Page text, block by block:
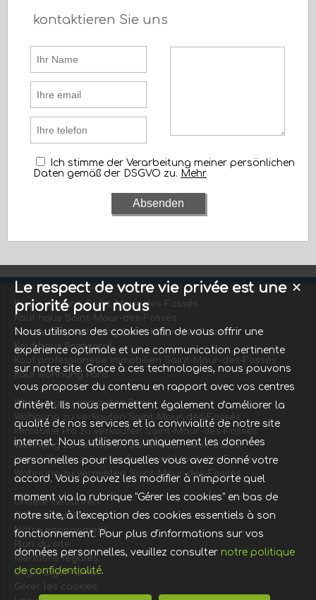
kontaktieren Sie uns
Ich stimme der Verarbeitung meiner persönlichen
Daten gemäß der DSGVO zu. Mehr
Kauf wohnung Saint-Maur-des-Fossés
Kauf haus Saint-Maur-des-Fossés
Vermietung wohnung Saint-Maur-des-Fossés
Kauf haus Pontcarré
Kauf professionelle immobilien Saint-Maur-des-Fossés
Kauf wohnung Paris
Wohnung zu verkaufen Paris
Wohnung zu verkaufen Saint-Maur-des-Fossés
Immobilie Pro zu verkaufen Saint-Maur-des-Fossés
Wohnung zu verkaufen Saint-Maur-des-Fossés
Immobilie Pro zu verkaufen Saint-Maur-des-Fossés
Wohnung zu vermieten Saint-Maur-des-Fossés
Unsere Gebühren
Offre complète
Notre engagement
Plan du site
Mentions légales
Login Eigentümer
Gérer les cookies
✕
Le respect de votre vie privée est une
priorité pour nous
Nous utilisons des cookies afin de vous offrir une
expérience optimale et une communication pertinente
sur notre site. Grace à ces technologies, nous pouvons
vous proposer du contenu en rapport avec vos centres
d'intérêt. Ils nous permettent également d'améliorer la
qualité de nos services et la convivialité de notre site
internet. Nous utiliserons uniquement les données
personnelles pour lesquelles vous avez donné votre
accord. Vous pouvez les modifier à n'importe quel
moment via la rubrique "Gérer les cookies" en bas de
notre site, à l'exception des cookies essentiels à son
fonctionnement. Pour plus d'informations sur vos
données personnelles, veuillez consulter notre politique
de confidentialité.